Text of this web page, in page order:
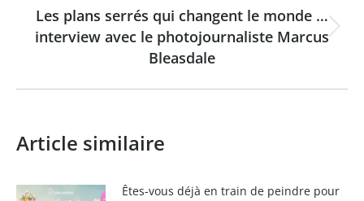
Onglet
suivant
Les plans serrés qui changent le monde …
interview avec le photojournaliste Marcus
Bleasdale
Article similaire
Êtes-vous déjà en train de peindre pour